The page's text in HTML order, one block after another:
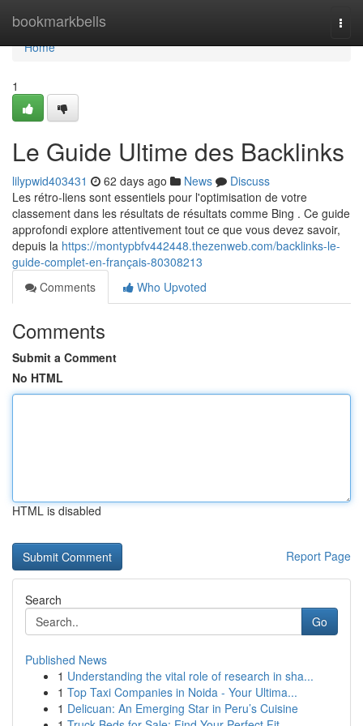
bookmarkbells
Home
Home
1
Le Guide Ultime des Backlinks
lilypwid403431 62 days ago News
Discuss
Les rétro-liens sont essentiels pour l'optimisation de votre
classement dans les résultats de résultats comme Bing . Ce guide
approfondi explore attentivement tout ce que vous devez savoir,
depuis la https://montypbfv442448.thezenweb.com/backlinks-le-
guide-complet-en-français-80308213
Comments
Who Upvoted
Comments
Submit a Comment
No HTML
HTML is disabled
Report Page
Search
Go
Published News
1 Understanding the vital role of research in sha...
1 Top Taxi Companies in Noida - Your Ultima...
1 Delicuan: An Emerging Star in Peru’s Cuisine